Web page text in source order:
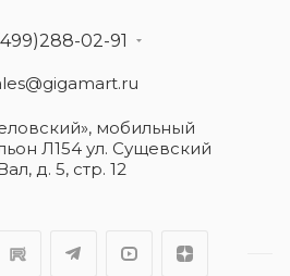
02-91
мобильный
Л154 ул. Сущевский
д. 5, стр. 12